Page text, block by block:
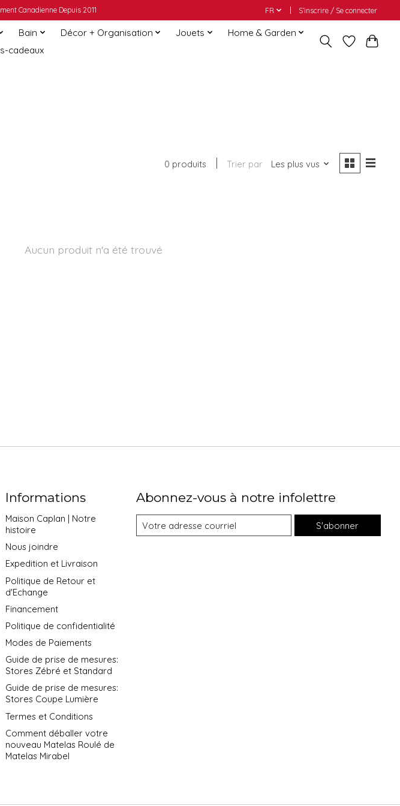
Canadienne Depuis 2011 FR S’inscrire / Se connecter
Bain Décor + Organisation Jouets
Home & Garden
cadeaux
0 produits Trier par Les plus vus
Aucun produit n'a été trouvé
Informations
Maison Caplan | Notre
histoire
Nous joindre
Expedition et Livraison
Politique de Retour et
d'Echange
Financement
Politique de confidentialité
Modes de Paiements
Guide de prise de mesures:
Stores Zébré et Standard
Guide de prise de mesures:
Stores Coupe Lumière
Termes et Conditions
Comment déballer votre
nouveau Matelas Roulé de
Matelas Mirabel
Abonnez-vous à notre infolettre
S'abonner